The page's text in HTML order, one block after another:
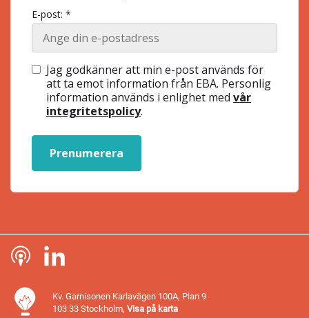
E-post: *
Jag godkänner att min e-post används för
att ta emot information från EBA. Personlig
information används i enlighet med vår
integritetspolicy.
Prenumerera
Kv. Garnisonen Karlavägen 100A, Plan 9
103 33 Stockholm, Visa på karta